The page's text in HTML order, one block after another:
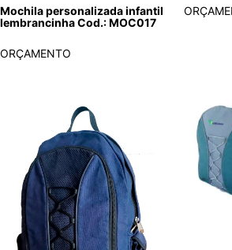
Mochila personalizada infantil
lembrancinha Cod.: MOC017
ORÇAMENTO